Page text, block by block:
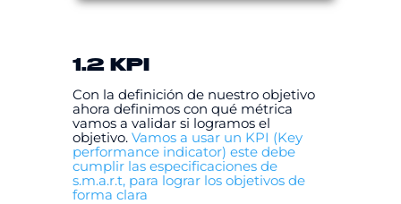
1.2 KPI
Con la definición de nuestro objetivo
ahora definimos con qué métrica
vamos a validar si logramos el
objetivo. Vamos a usar un KPI (Key
performance indicator) este debe
cumplir las especificaciones de
s.m.a.r.t, para lograr los objetivos de
forma clara